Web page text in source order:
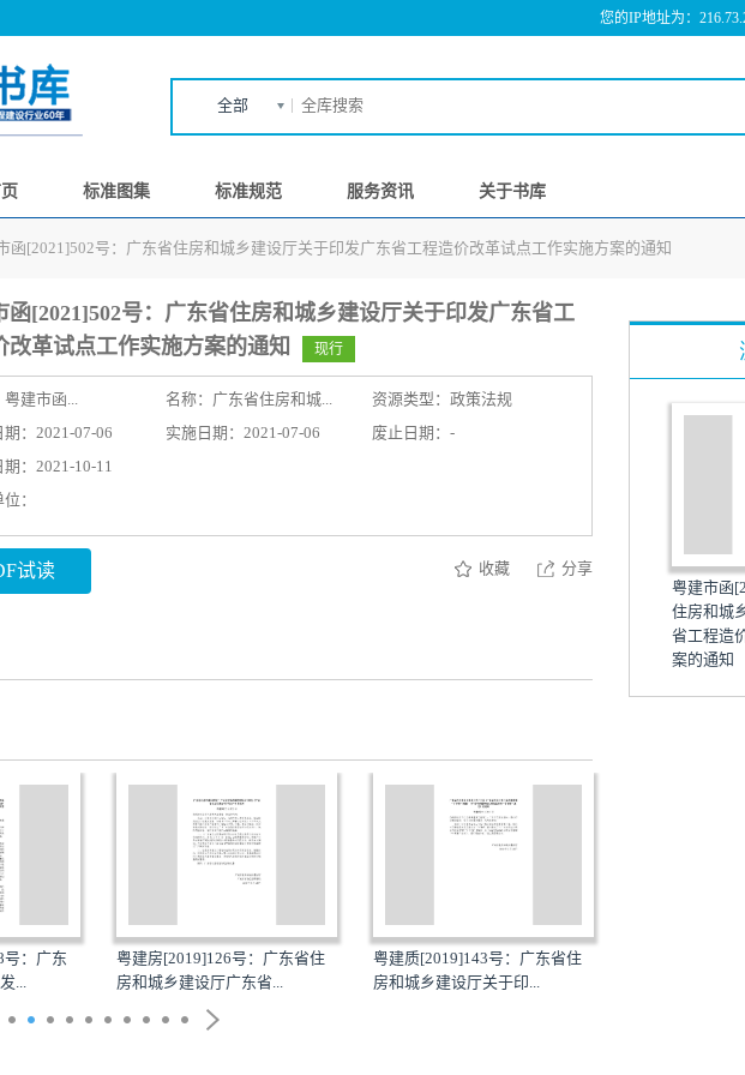
您的IP地址为：
全部
标准图集 标准规范 服务资讯 关于书库
函[2021]502号：广东省住房和城乡建设厅关于印发广东省工程造价改革试点工作实施方案的通知
函[2021]502号：广东省住房和城乡建设厅关于印发广东省工
改革试点工作实施方案的通知
现行
粤建市函... 名称： 广东省住房和城...
资源类型：政策法规
期：2021-07-06
实施日期：2021-07-06
废止日期：-
期：2021-10-11
：
试读 收藏 分享
号：广东
...
粤建房[2019]126号：广东省住
房和城乡建设厅广东省...
粤建质[2019]143号：广东省住
房和城乡建设厅关于印...
粤建市函
住房和城
省工程造
案的通知